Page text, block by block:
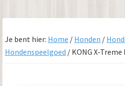
Je bent hier: Home / Honden /
Hondenspeelgoed / KONG X-